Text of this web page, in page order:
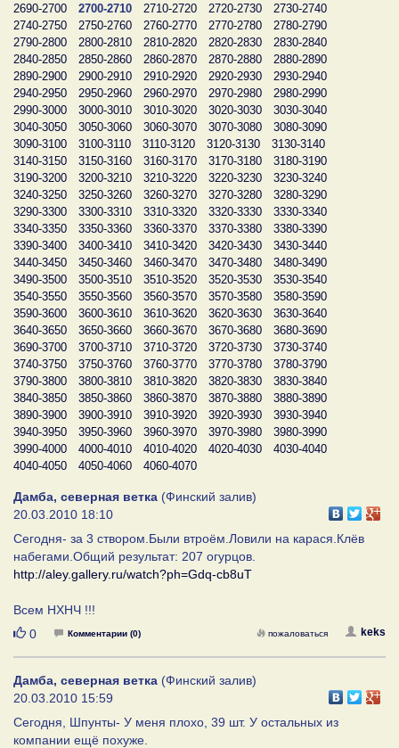
2690-2700
2700-2710 2710-2720 2720-2730
2730-2740
2740-2750
2750-2760 2760-2770 2770-2780
2780-2790
2790-2800
2800-2810 2810-2820 2820-2830
2830-2840
2840-2850
2850-2860 2860-2870 2870-2880
2880-2890
2890-2900
2900-2910 2910-2920 2920-2930
2930-2940
2940-2950
2950-2960 2960-2970 2970-2980
2980-2990
2990-3000
3000-3010 3010-3020 3020-3030
3030-3040
3040-3050
3050-3060 3060-3070 3070-3080
3080-3090
3090-3100
3100-3110 3110-3120 3120-3130
3130-3140
3140-3150
3150-3160 3160-3170 3170-3180
3180-3190
3190-3200
3200-3210 3210-3220 3220-3230
3230-3240
3240-3250
3250-3260 3260-3270 3270-3280
3280-3290
3290-3300
3300-3310 3310-3320 3320-3330
3330-3340
3340-3350
3350-3360 3360-3370 3370-3380
3380-3390
3390-3400
3400-3410 3410-3420 3420-3430
3430-3440
3440-3450
3450-3460 3460-3470 3470-3480
3480-3490
3490-3500
3500-3510 3510-3520 3520-3530
3530-3540
3540-3550
3550-3560 3560-3570 3570-3580
3580-3590
3590-3600
3600-3610 3610-3620 3620-3630
3630-3640
3640-3650
3650-3660 3660-3670 3670-3680
3680-3690
3690-3700
3700-3710 3710-3720 3720-3730
3730-3740
3740-3750
3750-3760 3760-3770 3770-3780
3780-3790
3790-3800
3800-3810 3810-3820 3820-3830
3830-3840
3840-3850
3850-3860 3860-3870 3870-3880
3880-3890
3890-3900
3900-3910 3910-3920 3920-3930
3930-3940
3940-3950
3950-3960 3960-3970 3970-3980
3980-3990
3990-4000
4000-4010 4010-4020 4020-4030
4030-4040
4040-4050
4050-4060 4060-4070
Дамба, северная ветка (Финский залив)
20.03.2010 18:10
Сегодня- за 3 створом.Были втроём.Ловили на карася.Клёв
набегами.Общий результат: 207 огурцов.
http://aley.gallery.ru/watch?ph=Gdq-cb8uT
Всем НХНЧ !!!
Нравится
0 Комментарии (0) keks
пожаловаться
Дамба, северная ветка (Финский залив)
20.03.2010 15:59
Сегодня, Шпунты- У меня плохо, 39 шт. У остальных из
компании ещё похуже.